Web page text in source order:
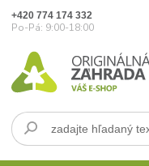
+420 774 174 332
Po-Pá: 9:00-18:00